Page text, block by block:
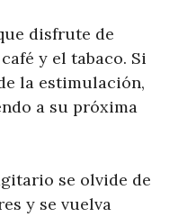
disfrute de
y el tabaco. Si
la estimulación,
a su próxima
se olvide de
y se vuelva